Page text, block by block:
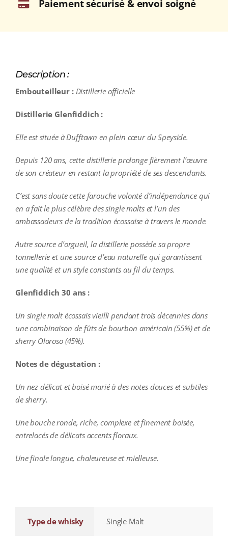
Paiement sécurisé & envoi soigné
Description :
Embouteilleur : Distillerie officielle
Distillerie Glenfiddich :
Elle est située à Dufftown en plein cœur du Speyside.
Depuis 120 ans, cette distillerie prolonge fièrement l’œuvre
de son créateur en restant la propriété de ses descendants.
C’est sans doute cette farouche volonté d’indépendance qui
en a fait le plus célèbre des single malts et l’un des
ambassadeurs de la tradition écossaise à travers le monde.
Autre source d’orgueil, la distillerie possède sa propre
tonnellerie et une source d’eau naturelle qui garantissent
une qualité et un style constants au fil du temps.
Glenfiddich 30 ans :
Un single malt écossais vieilli pendant trois décennies dans
une combinaison de fûts de bourbon américain (55%) et de
sherry Oloroso (45%).
Notes de dégustation :
Un nez délicat et boisé marié à des notes douces et subtiles
de sherry.
Une bouche ronde, riche, complexe et finement boisée,
entrelacés de délicats accents floraux.
Une finale longue, chaleureuse et mielleuse.
Type de whisky Single Malt